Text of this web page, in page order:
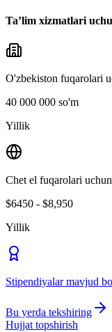
Ta’lim xizmatlari
O'zbekiston fuqarolari
40 000 000 so'm
Yillik
Chet el fuqarolari uchun
$6450 - $8,950
Yillik
Stipendiyalar mavjud
Bu yerda tekshiring
Hujjat topshirish